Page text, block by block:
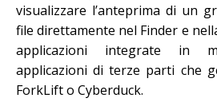
visualizzare l’anteprima di un
file direttamente nel Finder e
applicazioni integrate in
applicazioni di terze parti che
ForkLift o Cyberduck.